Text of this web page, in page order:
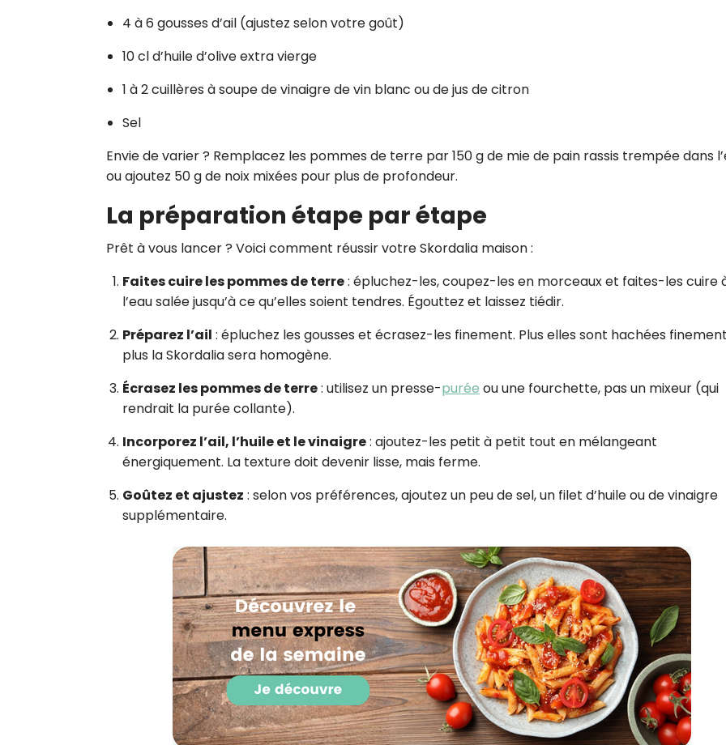
4 à 6 gousses d’ail (ajustez selon votre goût)
10 cl d’huile d’olive extra vierge
1 à 2 cuillères à soupe de vinaigre de vin blanc ou de jus de citron
Sel
Envie de varier ? Remplacez les pommes de terre par 150 g de mie de pain rassis trempée dans
ou ajoutez 50 g de noix mixées pour plus de profondeur.
La préparation étape par étape
Prêt à vous lancer ? Voici comment réussir votre Skordalia maison :
Faites cuire les pommes de terre: épluchez-les, coupez-les en morceaux et faites-les cuire
l’eau salée jusqu’à ce qu’elles soient tendres. Égouttez et laissez tiédir.
Préparez l’ail : épluchez les gousses et écrasez-les finement. Plus elles sont hachées
plus la Skordalia sera homogène.
Écrasez les pommes de terre: utilisez un presse-purée ou une fourchette, pas un mixeur (qui
rendrait la purée collante).
Incorporez l’ail, l’huile et le vinaigre: ajoutez-les petit à petit tout en mélangeant
énergiquement. La texture doit devenir lisse, mais ferme.
Goûtez et ajustez : selon vos préférences, ajoutez un peu de sel, un filet d’huile ou de vinaigre
supplémentaire.